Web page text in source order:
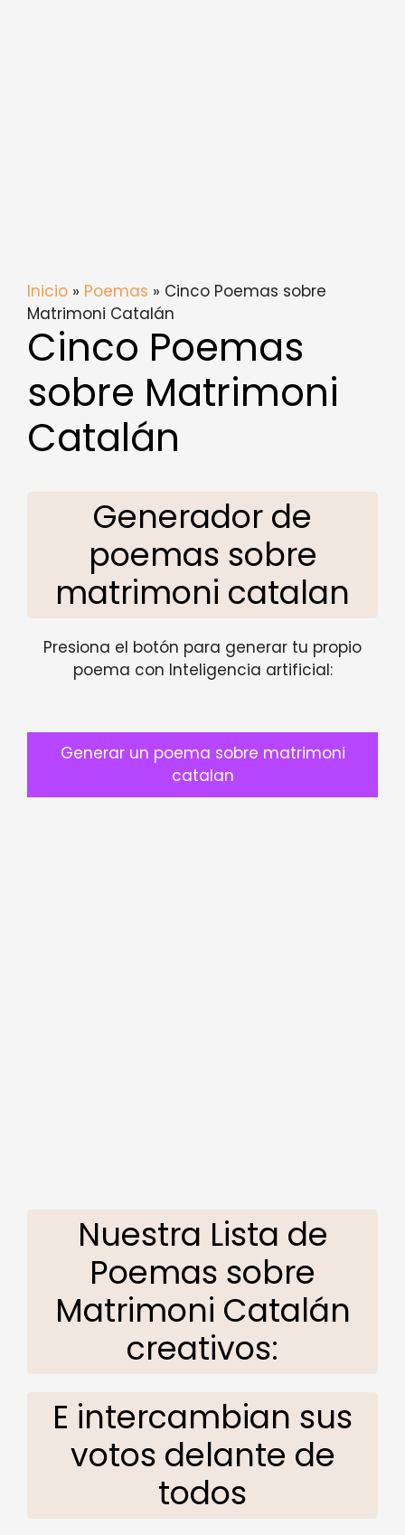
Inicio » Poemas » Cinco Poemas sobre
Matrimoni Catalán
Cinco Poemas
sobre Matrimoni
Catalán
Generador de
poemas sobre
matrimoni catalan
Presiona el botón para generar tu propio
poema con Inteligencia artificial:
Generar un poema sobre matrimoni
catalan
Nuestra Lista de
Poemas sobre
Matrimoni Catalán
creativos:
E intercambian sus
votos delante de
todos